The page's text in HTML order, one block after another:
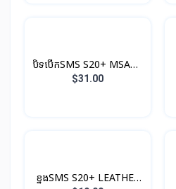
បិទបើកSMS S20+ MSART
LED View Original
$31.00
ខ្នងSMS S20+ LEATHER